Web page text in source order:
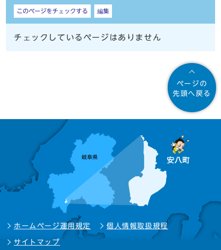
しおり
このページをチェックする 編集
チェックしているページはありません
ページの
先頭へ戻る
ホームページ運用規定 個人情報取扱規程
サイトマップ